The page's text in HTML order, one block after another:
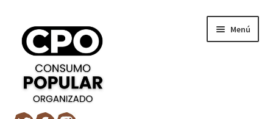
navegación
contenido
Menú